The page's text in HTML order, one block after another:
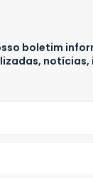
boletim
notícias,